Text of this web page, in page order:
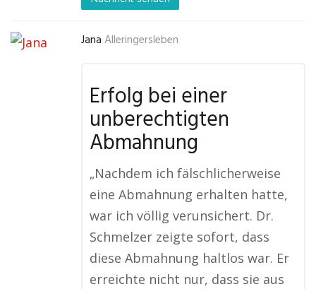
Jana Alleringersleben
Erfolg bei einer
unberechtigten
Abmahnung
„Nachdem ich fälschlicherweise
eine Abmahnung erhalten hatte,
war ich völlig verunsichert. Dr.
Schmelzer zeigte sofort, dass
diese Abmahnung haltlos war. Er
erreichte nicht nur, dass sie aus